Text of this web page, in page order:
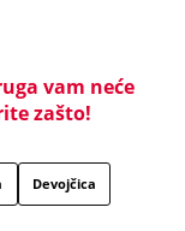
vam neće
zašto!
Devojčica